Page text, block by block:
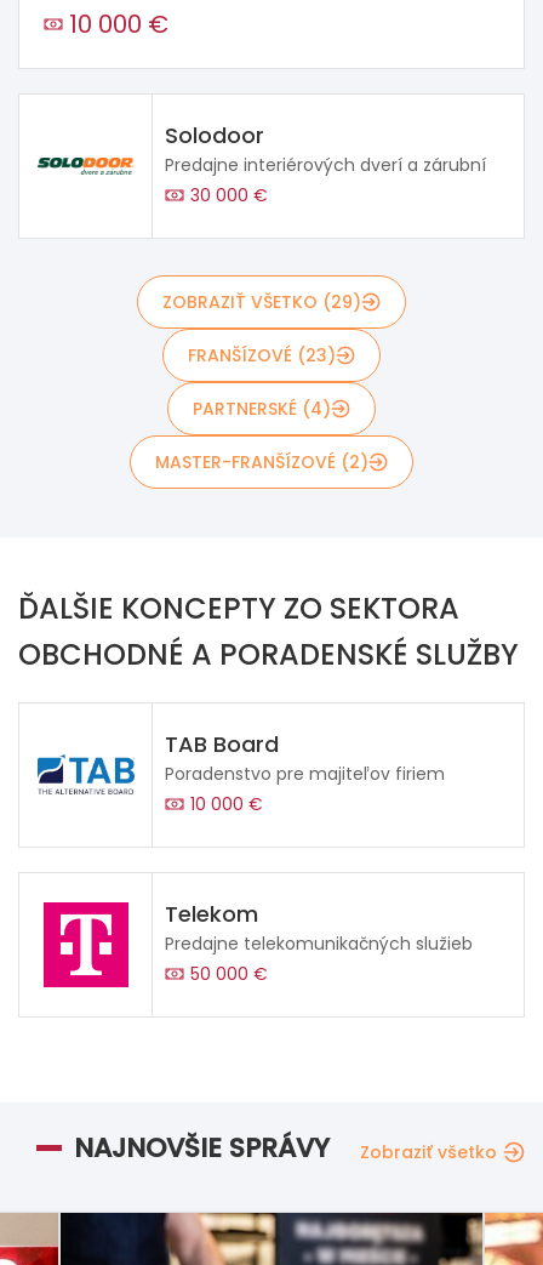
10 000 €
Solodoor
Predajne interiérových dverí a zárubní
30 000 €
ZOBRAZIŤ VŠETKO (29)
FRANŠÍZOVÉ (23)
PARTNERSKÉ (4)
MASTER-FRANŠÍZOVÉ (2)
ĎALŠIE KONCEPTY ZO SEKTORA
OBCHODNÉ A PORADENSKÉ SLUŽBY
TAB Board
Poradenstvo pre majiteľov firiem
10 000 €
Telekom
Predajne telekomunikačných služieb
50 000 €
NAJNOVŠIE SPRÁVY Zobraziť všetko